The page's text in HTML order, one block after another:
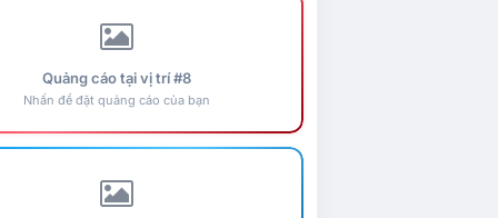
Quảng cáo tại vị trí #8
Nhấn để đặt quảng cáo của bạn